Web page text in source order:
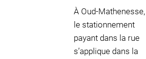
À Oud-Mathenesse,
le stationnement
payant dans la rue
s’applique dans la